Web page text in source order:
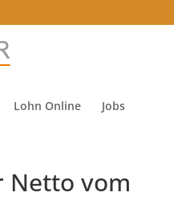
Lohn Online Jobs
Netto vom